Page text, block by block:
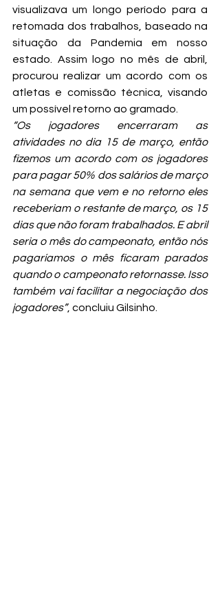
visualizava um longo período para a
retomada dos trabalhos, baseado na
situação da Pandemia em nosso
estado. Assim logo no mês de abril,
procurou realizar um acordo com os
atletas e comissão técnica, visando
um possível retorno ao gramado.
“Os jogadores encerraram as
atividades no dia 15 de março, então
fizemos um acordo com os jogadores
para pagar 50% dos salários de março
na semana que vem e no retorno eles
receberiam o restante de março, os 15
dias que não foram trabalhados. E abril
seria o mês do campeonato, então nós
pagaríamos o mês ficaram parados
quando o campeonato retornasse. Isso
também vai facilitar a negociação dos
jogadores”, concluiu Gilsinho.